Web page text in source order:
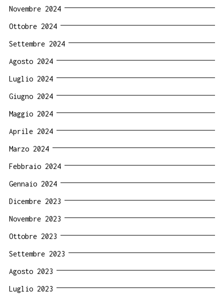
Novembre 2024
Ottobre 2024
Settembre 2024
Agosto 2024
Luglio 2024
Giugno 2024
Maggio 2024
Aprile 2024
Marzo 2024
Febbraio 2024
Gennaio 2024
Dicembre 2023
Novembre 2023
Ottobre 2023
Settembre 2023
Agosto 2023
Luglio 2023